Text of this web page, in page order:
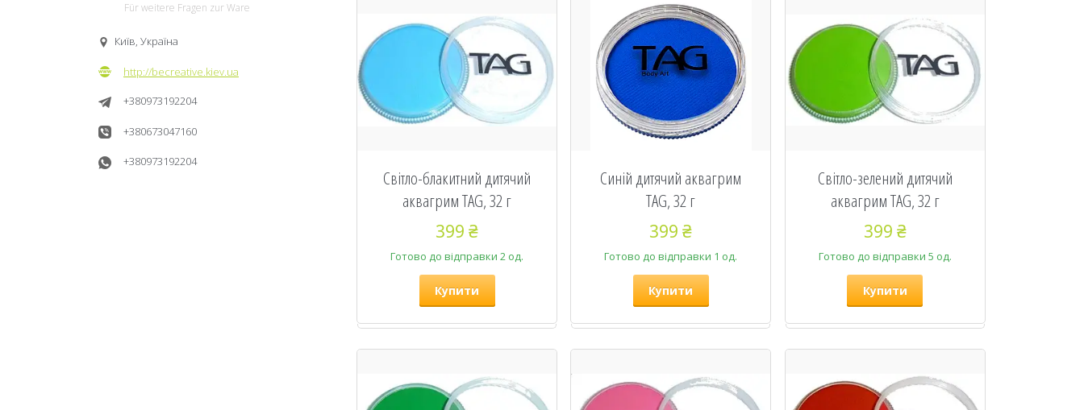
Світло-блакитний дитячий
аквагрим TAG, 32 г
399 ₴
Готово до відправки 2 од.
Купити
Синій дитячий аквагрим
TAG, 32 г
399 ₴
Готово до відправки 1 од.
Купити
Світло-зелений дитячий
аквагрим TAG, 32 г
399 ₴
Готово до відправки 5 од.
Купити
Für weitere Fragen zur Ware
Київ, Україна
http://becreative.kiev.ua
+380973192204
+380673047160
+380973192204